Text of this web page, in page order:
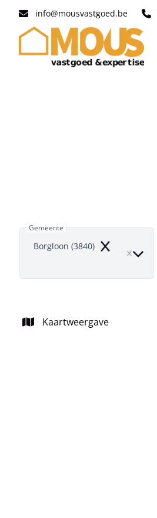
info@mousvastgoed.be
Gemeente
Borgloon (3840) Remove
Kaartweergave